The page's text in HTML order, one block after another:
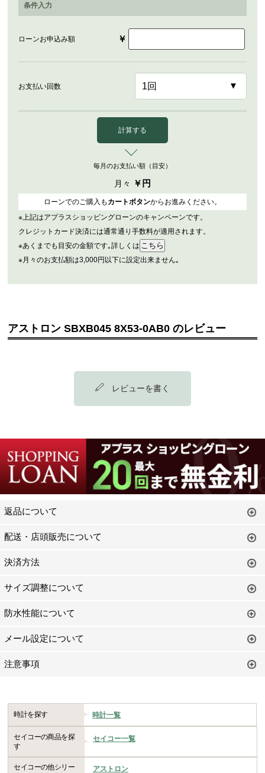
条件入力
ローンお申込み額 ￥
お支払い回数
計算する
毎月のお支払い額（目安）
月々 ￥ 円
ローンでのご購入も カートボタンからお進みください。
※上記はアプラスショッピングローンのキャンペーンです。
クレジットカード決済には通常通り手数料が適用されます。
※あくまでも目安の金額です｡詳しくは
※月々のお支払額は3,000円以下に設定出来ません｡
アストロン SBXB045 8X53-0AB0 のレビュー
レビューを書く
返品について
配送・店頭販売について
決済方法
サイズ調整について
防水性能について
メール設定について
注意事項
時計を探す 時計一覧
セイコーの商品を探
す
セイコー一覧
セイコーの他シリー
アストロン